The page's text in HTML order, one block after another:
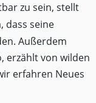
zu sein, stellt
dass seine
Außerdem
erzählt von wilden
erfahren Neues